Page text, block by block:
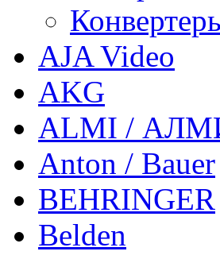
AJA Video
AKG
ALMI /
Anton / Bauer
BEHRINGER
Belden